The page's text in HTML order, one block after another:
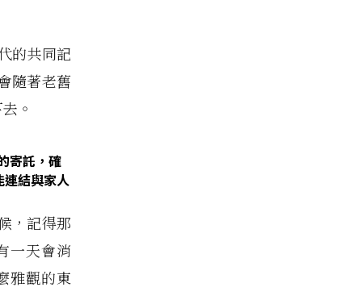
的共同記
隨著老舊
。
寄託，確
連結與家人
，記得那
一天會消
雅觀的東